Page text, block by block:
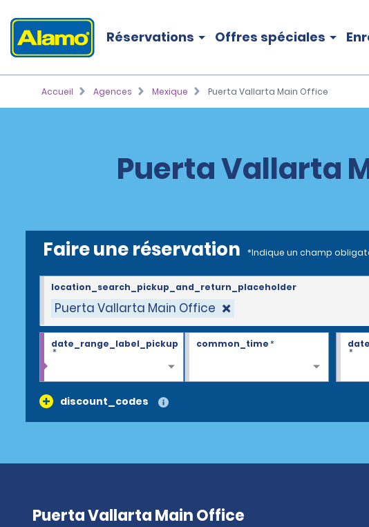
Réservations Offres spéciales
Accueil Agences Mexique Puerta Vallarta Main Office
Puerta Vallarta
Faire une réservation *Indique un champ
Puerta Vallarta Main Office
location_search_pickup_and_return_placeholder
date_range_label_pickup
*
common_time*
*
discount_codes
Puerta Vallarta Main Office